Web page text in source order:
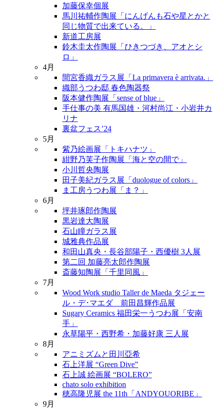
加藤保幸個展
馬川祐輔作陶展「にんげんも石や星とかと
同じ物質で出来ている。」
新道工房展
鈴木圭太作陶展「ひきつづき、アオとシ
ロ」
4月
間宮香織ガラス展「La primavera è arrivata.」
織部うつわ邸 春色陶器祭
阪本健作陶展「sense of blue」
手仕事の美 有馬国雄・河村尚江・小岩井カ
リナ
裏盆フェス’24
5月
紫乃絵画展「トキハナツ」
紺野乃芙子作陶展「海と空の間で」
小川哲央陶展
田子美紀ガラス展「duologue of colors」
ま工房うつわ展「ま？」
6月
坪井琢郎作陶展
黒岩達大陶展
石山瞳ガラス展
城雅典作品展
和田山真央・長谷部陽子・西優樹 3人展
第二回 加藤亮太郎作陶展
斎藤知陶展「千里同風」
7月
Wood Work studio Taller de Maeda タジェー
ル・デ･マエダ 前田昌輝作品展
Sugary Ceramics 福田栄一うつわ展「安南
手」
永草陽平・西野希・加藤好康 三人展
8月
アニミズムと田川亞希
石上洋展 “Green Dive”
石上誠 絵画展 “BOLERO”
chato solo exhibition
穂高隆児展 the 11th「ANDYOUORIBE」
9月